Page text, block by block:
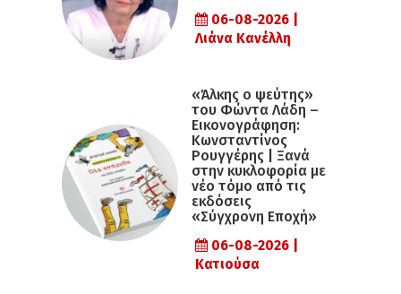
06-08-2026 |
Λιάνα Κανέλλη
«Άλκης ο ψεύτης»
του Φώντα Λάδη –
Εικονογράφηση:
Κωνσταντίνος
Ρουγγέρης | Ξανά
στην κυκλοφορία με
νέο τόμο από τις
εκδόσεις
«Σύγχρονη Εποχή»
06-08-2026 |
Κατιούσα